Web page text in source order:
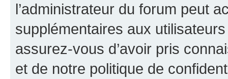
l’administrateur du forum peut
supplémentaires aux
assurez-vous d’avoir pris
et de notre politique de